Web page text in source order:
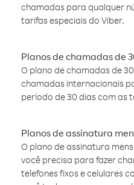
chamadas para qualquer
tarifas especiais do Viber.
Planos de chamadas de
O plano de chamadas de
chamadas internacionais
período de 30 dias com as
Planos de assinatura
O plano de assinatura
você precisa para fazer
telefones fixos e celulares